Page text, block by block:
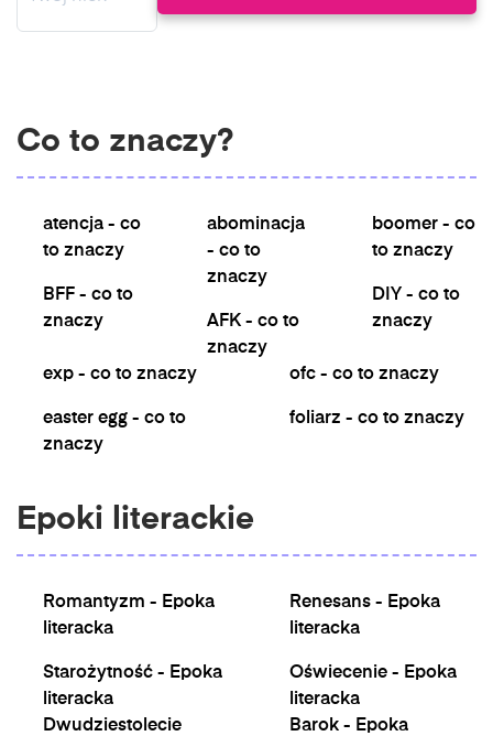
Co to znaczy?
atencja - co
to znaczy
BFF - co to
znaczy
abominacja
- co to
znaczy
AFK - co to
znaczy
boomer - co
to znaczy
DIY - co to
znaczy
exp - co to znaczy
easter egg - co to
znaczy
ofc - co to znaczy
foliarz - co to znaczy
Epoki literackie
Romantyzm - Epoka
literacka
Starożytność - Epoka
literacka
Renesans - Epoka
literacka
Oświecenie - Epoka
literacka
Dwudziestolecie
Barok - Epoka